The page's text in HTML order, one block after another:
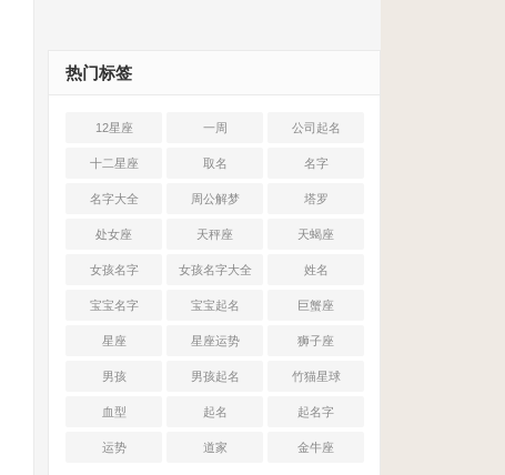
热门标签
12星座 一周 公司起名
十二星座 取名 名字
名字大全 周公解梦 塔罗
处女座 天秤座 天蝎座
女孩名字 女孩名字大全 姓名
宝宝名字 宝宝起名 巨蟹座
星座 星座运势 狮子座
男孩 男孩起名 竹猫星球
血型 起名 起名字
运势 道家 金牛座